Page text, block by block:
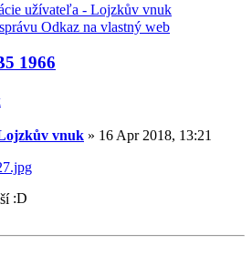
užívateľa - Lojzkův vnuk
Odkaz na vlastný web
1966
vnuk » 16 Apr 2018, 13:21